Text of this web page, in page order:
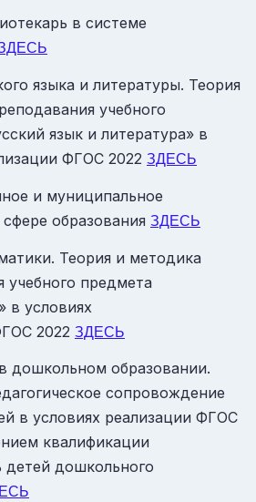
в системе
языка и литературы. Теория
учебного
язык и литература» в
ФГОС 2022 ЗДЕСЬ
и муниципальное
образования ЗДЕСЬ
Теория и методика
учебного предмета
в условиях
2022 ЗДЕСЬ
дошкольном образовании.
сопровождение
в условиях реализации ФГОС
квалификации
детей дошкольного